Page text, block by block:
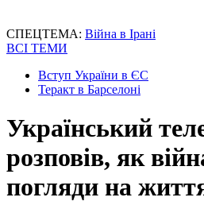
СПЕЦТЕМА: Війна в Ірані
ВСІ ТЕМИ
Вступ України в ЄС
Теракт в Барселоні
Український
розповів, як
погляди на